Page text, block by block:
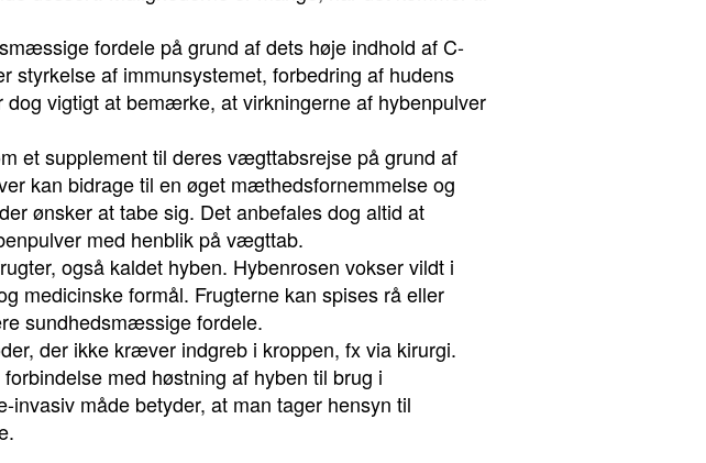
fordele på grund af dets høje indhold af C-
styrkelse af immunsystemet, forbedring af hudens
vigtigt at bemærke, at virkningerne af hybenpulver
et supplement til deres vægttabsrejse på grund af
kan bidrage til en øget mæthedsfornemmelse og
ønsker at tabe sig. Det anbefales dog altid at
med henblik på vægttab.
også kaldet hyben. Hybenrosen vokser vildt i
medicinske formål. Frugterne kan spises rå eller
sundhedsmæssige fordele.
der ikke kræver indgreb i kroppen, fx via kirurgi.
med høstning af hyben til brug i
måde betyder, at man tager hensyn til